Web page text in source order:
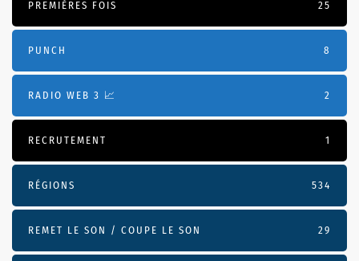
PREMIÈRES FOIS 25
PUNCH 8
RADIO WEB 3 📈 2
RECRUTEMENT 1
RÉGIONS 534
REMET LE SON / COUPE LE SON 29